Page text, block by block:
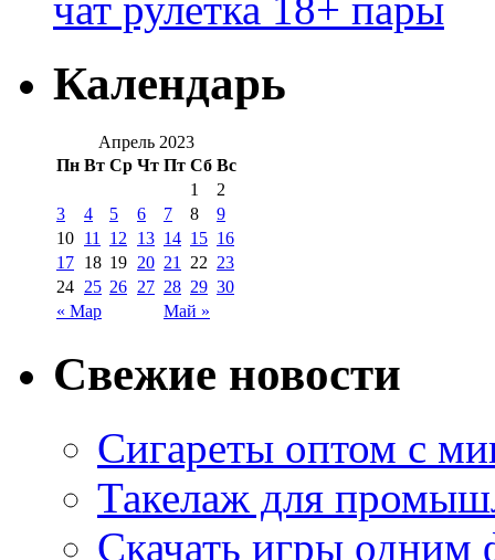
Календарь
Апрель 2023
Пн Вт Ср Чт Пт Сб Вс
« Мар Май »
1
2
3
4 5 6 7 8
9
10 11 12 13 14 15 16
17 18 19 20 21 22 23
24 25 26 27 28 29 30
Свежие новости
Сигареты оптом с
Такелаж для
Скачать игры одним